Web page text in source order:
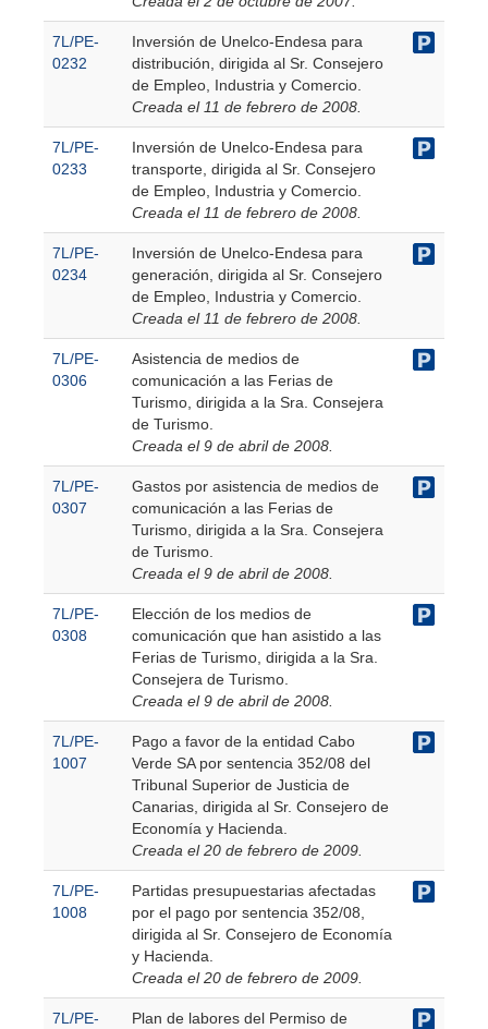
7L/PE-
0232
Inversión de Unelco-Endesa para
distribución, dirigida al Sr. Consejero
de Empleo, Industria y Comercio.
Creada el 11 de febrero de 2008.
7L/PE-
0233
Inversión de Unelco-Endesa para
transporte, dirigida al Sr. Consejero
de Empleo, Industria y Comercio.
Creada el 11 de febrero de 2008.
7L/PE-
0234
Inversión de Unelco-Endesa para
generación, dirigida al Sr. Consejero
de Empleo, Industria y Comercio.
Creada el 11 de febrero de 2008.
7L/PE-
0306
Asistencia de medios de
comunicación a las Ferias de
Turismo, dirigida a la Sra. Consejera
de Turismo.
Creada el 9 de abril de 2008.
7L/PE-
0307
Gastos por asistencia de medios de
comunicación a las Ferias de
Turismo, dirigida a la Sra. Consejera
de Turismo.
Creada el 9 de abril de 2008.
7L/PE-
0308
Elección de los medios de
comunicación que han asistido a las
Ferias de Turismo, dirigida a la Sra.
Consejera de Turismo.
Creada el 9 de abril de 2008.
7L/PE-
1007
Pago a favor de la entidad Cabo
Verde SA por sentencia 352/08 del
Tribunal Superior de Justicia de
Canarias, dirigida al Sr. Consejero de
Economía y Hacienda.
Creada el 20 de febrero de 2009.
7L/PE-
1008
Partidas presupuestarias afectadas
por el pago por sentencia 352/08,
dirigida al Sr. Consejero de Economía
y Hacienda.
Creada el 20 de febrero de 2009.
7L/PE-
Plan de labores del Permiso de